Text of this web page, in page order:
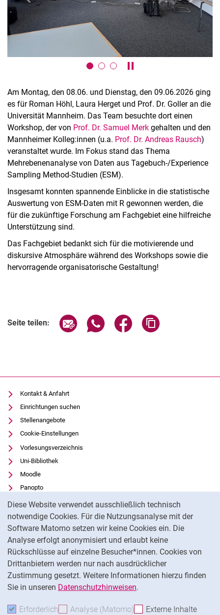
Diese Website verwendet ausschließlich technisch
notwendige Cookies. Für die Nutzungsanalyse mit der
Software Matomo setzen wir keine Cookies ein. Die
Analyse erfolgt anonymisiert und erlaubt keine
Rückschlüsse auf einzelne Besucher*innen. Cookies von
Drittanbietern werden nur nach ausdrücklicher
Zustimmung gesetzt. Weitere Informationen hierzu finden
Sie in unseren Datenschutzhinweisen.
Erforderlich Erforderliche Cookies akzeptieren
Analyse (Matomo) Analyse-Cookies
Externe Inhalte
Karussell anhalten /
Am Montag, den 08.06. und Dienstag, den 09.06.2026 ging
es für Roman Höhl, Laura Herget und Prof. Dr. Goller an die
Universität Mannheim. Das Team besuchte dort einen
Workshop, der von Prof. Dr. Samuel Merk gehalten und den
Mannheimer Kolleg:innen (u.a. Prof. Dr. Andreas Rausch)
veranstaltet wurde. Im Fokus stand das Thema
Mehrebenenanalyse von Daten aus Tagebuch-/Experience
Sampling Method-Studien (ESM).
Insgesamt konnten spannende Einblicke in die statistische
Auswertung von ESM-Daten mit R gewonnen werden, die
für die zukünftige Forschung am Fachgebiet eine hilfreiche
Unterstützung sind.
Das Fachgebiet bedankt sich für die motivierende und
diskursive Atmosphäre während des Workshops sowie die
hervorragende organisatorische Gestaltung!
Seite teilen: Seite über E-Mail teilen
Seite über WhatsApp teilen
Seite über Facebook
Kontakt & Anfahrt
Einrichtungen suchen
Stellenangebote
Cookie-Einstellungen
Vorlesungsverzeichnis
Uni-Bibliothek
Moodle
Panopto
Datenschutz
Barrierefreiheit
Transparenter KI-Einsatz
Impressum
Externer Link: Universität Kassel auf
Facebook(öffnet neues Fenster)
Externer Link: Universität Kassel auf
Instagram (öffnet neues Fenster)